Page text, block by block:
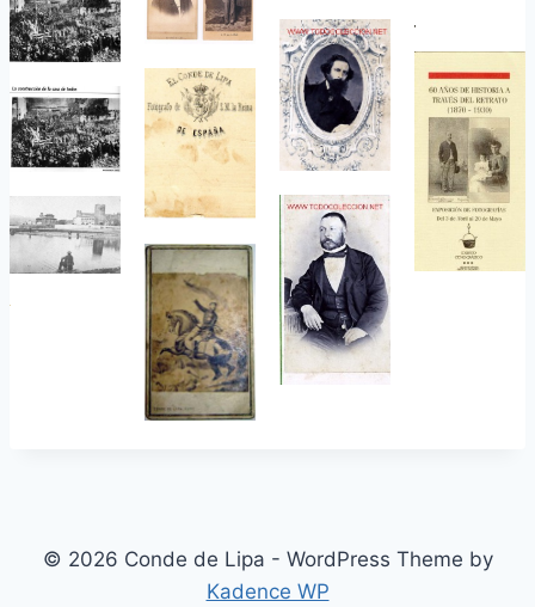
© 2026 Conde de Lipa - WordPress Theme by
Kadence WP